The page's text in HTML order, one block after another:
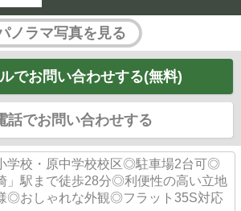
ノラマ写真を見る
でお問い合わせする(無料)
話でお問い合わせする
校・原中学校校区◎駐車場2台可◎
」駅まで徒歩28分◎利便性の高い立地
◎おしゃれな外観◎フラット35S対応